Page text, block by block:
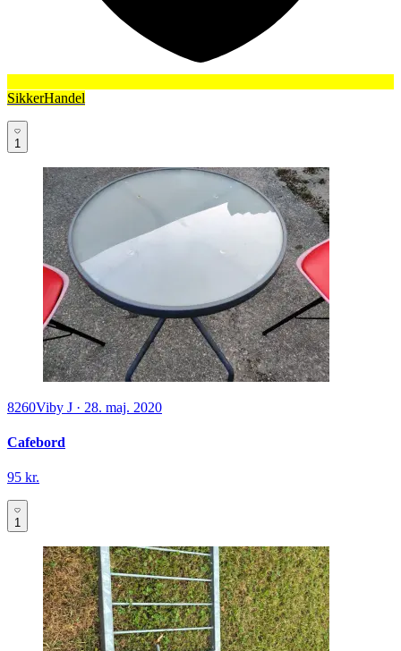
SikkerHandel
1
8260Viby J · 28. maj. 2020
Cafebord
95 kr.
1